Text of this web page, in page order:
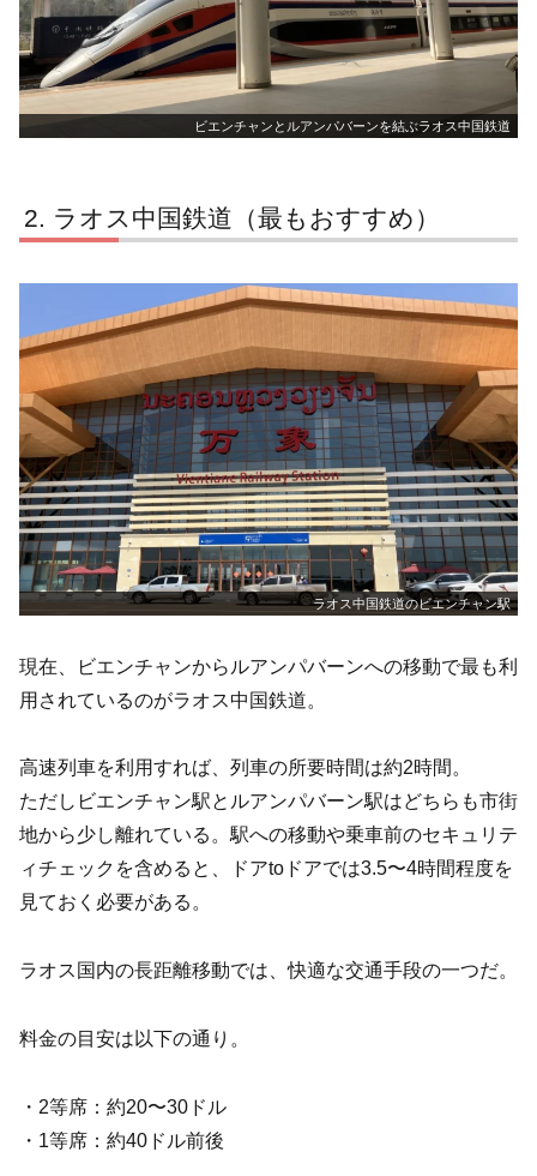
ビエンチャンとルアンパバーンを結ぶラオス中国鉄道
ラオス中国鉄道（最もおすすめ）
ラオス中国鉄道のビエンチャン駅
現在、ビエンチャンからルアンパバーンへの移動で最も利
用されているのがラオス中国鉄道。
高速列車を利用すれば、列車の所要時間は約2時間。
ただしビエンチャン駅とルアンパバーン駅はどちらも市街
地から少し離れている。駅への移動や乗車前のセキュリテ
ィチェックを含めると、ドアtoドアでは3.5〜4時間程度を
見ておく必要がある。
ラオス国内の長距離移動では、快適な交通手段の一つだ。
料金の目安は以下の通り。
・2等席：約20〜30ドル
・1等席：約40ドル前後